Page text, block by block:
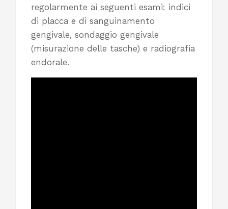
regolarmente ai seguenti esami: indici
di placca e di sanguinamento
gengivale, sondaggio gengivale
(misurazione delle tasche) e radiografia
endorale.